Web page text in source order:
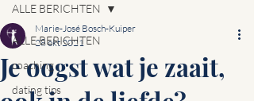
ALLE BERICHTEN
coaching
dating tips
ALLE BERICHTEN
Je oogst wat je zaait,
Marie-José Bosch-Kuiper
28 okt 2021